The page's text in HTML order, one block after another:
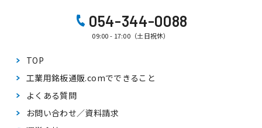
054-344-0088
09:00 - 17:00（土日祝休）
TOP
工業用銘板通販.comでできること
よくある質問
お問い合わせ／資料請求